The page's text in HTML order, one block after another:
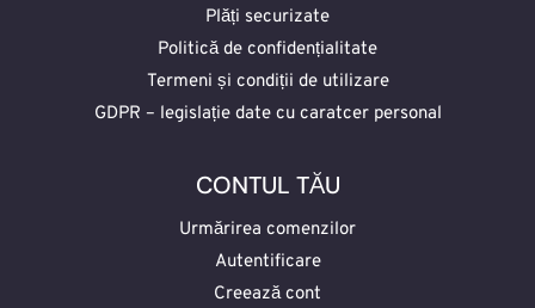
Plăți securizate
Politică de confidențialitate
Termeni și condiții de utilizare
GDPR – legislație date cu caratcer personal
CONTUL TĂU
Urmărirea comenzilor
Autentificare
Creează cont